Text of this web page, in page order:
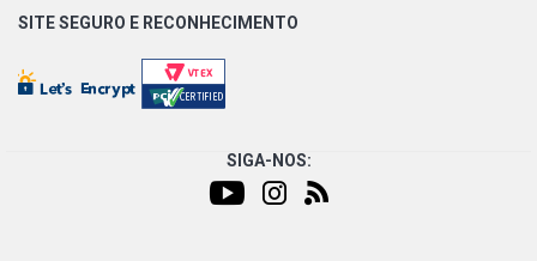
SITE SEGURO E RECONHECIMENTO
SIGA-NOS: